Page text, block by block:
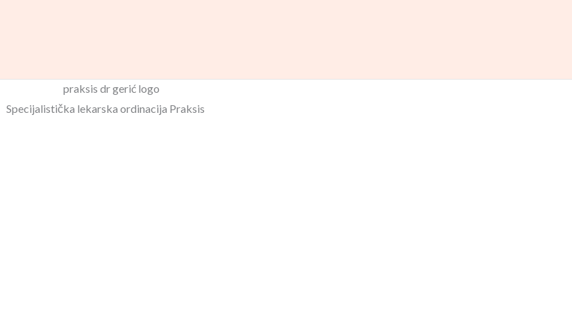
Specijalistička lekarska ordinacija Praksis